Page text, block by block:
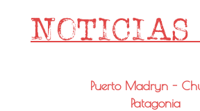
Puerto Madryn -
Patagonia